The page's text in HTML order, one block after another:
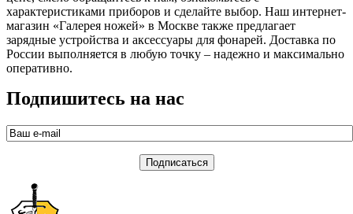
характеристиками приборов и сделайте выбор. Наш интернет-
магазин «Галерея ножей» в Москве также предлагает
зарядные устройства и аксессуары для фонарей. Доставка по
России выполняется в любую точку – надежно и максимально
оперативно.
Подпишитесь на нас